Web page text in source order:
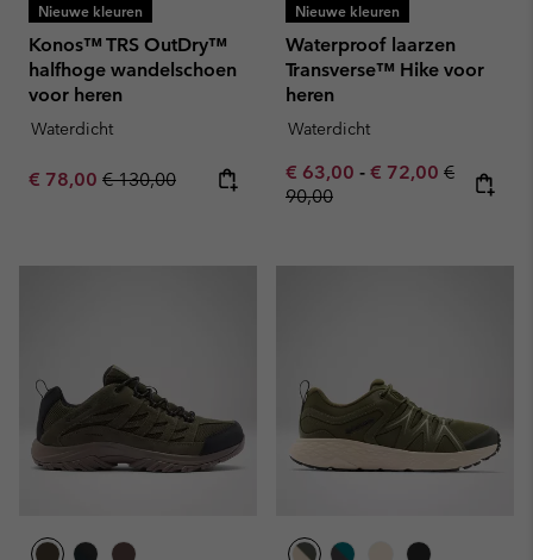
Nieuwe kleuren
Konos™ TRS OutDry™
halfhoge wandelschoen
voor heren
Waterdicht
Sale price:
€ 78,00 Regular price:
€ 130,00
Nieuwe kleuren
Waterproof laarzen
Transverse™ Hike voor
heren
Waterdicht
Minimum sale price:
€ 63,00 - Maximum sale
€ 72,00 Regular
€
90,00